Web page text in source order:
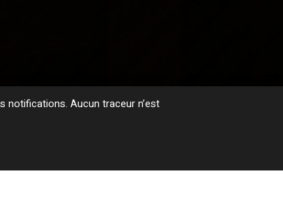
Aucun traceur n’est